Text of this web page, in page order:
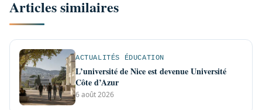
Articles similaires
ACTUALITÉS ÉDUCATION
L’université de Nice est devenue Université
Côte d’Azur
6 août 2026